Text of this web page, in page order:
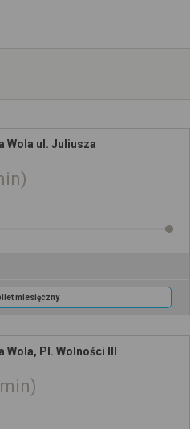
Wola ul. Juliusza
miesięczny
Wola, Pl. Wolności III